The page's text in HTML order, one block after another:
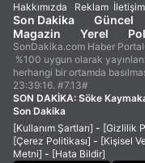
Hakkımızda Reklam İletişim
Son Dakika Güncel
Magazin
Yerel
SonDakika.com Haber
%100 uygun olarak
herhangi bir ortamda
23:39:16. #7.13#
SON DAKİKA: Söke
Son Dakika
[Kullanım Şartları] - [Gizlilik
[Çerez Politikası] - [Kişisel
Metni] - [Hata Bildir]